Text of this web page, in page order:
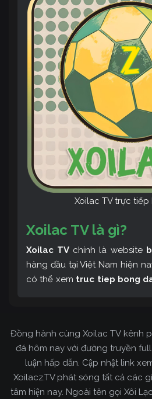
Xoilac TV trực
Xoilac TV là gì?
Xoilac TV chính là website
hàng đầu tại Việt Nam hiện
có thể xem truc tiep bong
tin về bóng đá cực kỳ bổ ích
Đồng hành cùng Xoilac TV kênh
đá hôm nay với đường truyền
luận hấp dẫn. Cập nhật link
Xoilacz.TV phát sóng tất cả các
tâm hiện nay. Ngoài tên gọi Xôi